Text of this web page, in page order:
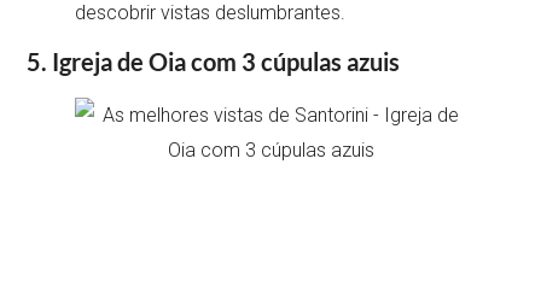
descobrir vistas deslumbrantes.
5. Igreja de Oia com 3 cúpulas azuis